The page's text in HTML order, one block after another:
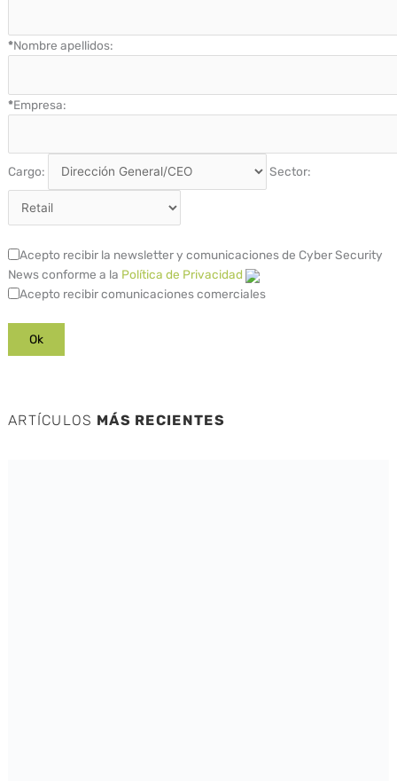
*Nombre apellidos:
*Empresa:
Cargo: Sector:
Acepto recibir la newsletter y comunicaciones de Cyber Security
News conforme a la Política de Privacidad
Acepto recibir comunicaciones comerciales
ARTÍCULOS MÁS RECIENTES